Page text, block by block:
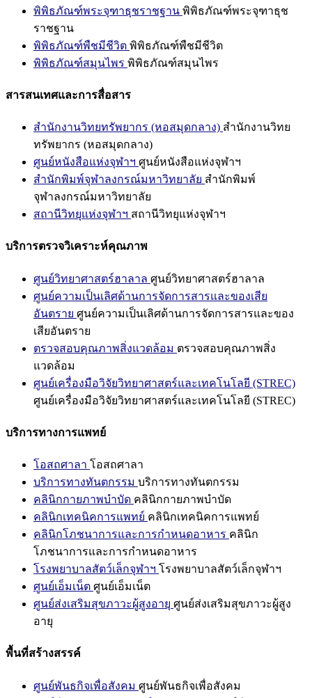
พิพิธภัณฑ์พระจุฑาธุชราชฐาน พิพิธภัณฑ์พระจุฑาธุช
ราชฐาน
พิพิธภัณฑ์พืชมีชีวิต พิพิธภัณฑ์พืชมีชีวิต
พิพิธภัณฑ์สมุนไพร พิพิธภัณฑ์สมุนไพร
สารสนเทศและการสื่อสาร
สำนักงานวิทยทรัพยากร (หอสมุดกลาง) สำนักงานวิทย
ทรัพยากร (หอสมุดกลาง)
ศูนย์หนังสือแห่งจุฬาฯ ศูนย์หนังสือแห่งจุฬาฯ
สำนักพิมพ์จุฬาลงกรณ์มหาวิทยาลัย สำนักพิมพ์
จุฬาลงกรณ์มหาวิทยาลัย
สถานีวิทยุแห่งจุฬาฯ สถานีวิทยุแห่งจุฬาฯ
บริการตรวจวิเคราะห์คุณภาพ
ศูนย์วิทยาศาสตร์ฮาลาล ศูนย์วิทยาศาสตร์ฮาลาล
ศูนย์ความเป็นเลิศด้านการจัดการสารและของเสีย
อันตราย ศูนย์ความเป็นเลิศด้านการจัดการสารและของ
เสียอันตราย
ตรวจสอบคุณภาพสิ่งแวดล้อม ตรวจสอบคุณภาพสิ่ง
แวดล้อม
ศูนย์เครื่องมือวิจัยวิทยาศาสตร์และเทคโนโลยี (STREC)
ศูนย์เครื่องมือวิจัยวิทยาศาสตร์และเทคโนโลยี (STREC)
บริการทางการแพทย์
โอสถศาลา โอสถศาลา
บริการทางทันตกรรม บริการทางทันตกรรม
คลินิกกายภาพบำบัด คลินิกกายภาพบำบัด
คลินิกเทคนิคการแพทย์ คลินิกเทคนิคการแพทย์
คลินิกโภชนาการและการกำหนดอาหาร คลินิก
โภชนาการและการกำหนดอาหาร
โรงพยาบาลสัตว์เล็กจุฬาฯ โรงพยาบาลสัตว์เล็กจุฬาฯ
ศูนย์เอ็มเน็ต ศูนย์เอ็มเน็ต
ศูนย์ส่งเสริมสุขภาวะผู้สูงอายุ ศูนย์ส่งเสริมสุขภาวะผู้สูง
อายุ
พื้นที่สร้างสรรค์
ศูนย์พันธกิจเพื่อสังคม ศูนย์พันธกิจเพื่อสังคม